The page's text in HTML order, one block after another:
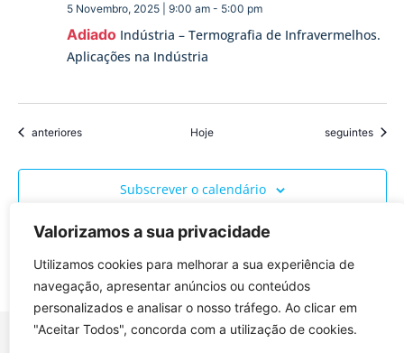
Valorizamos a sua privacidade
Utilizamos cookies para melhorar a sua experiência de
navegação, apresentar anúncios ou conteúdos
personalizados e analisar o nosso tráfego. Ao clicar em
"Aceitar Todos", concorda com a utilização de cookies.
Adiado Indústria – Termografia de Infravermelhos.
Aplicações na Indústria
5 Novembro, 2025 | 9:00 am- 5:00 pm
Eventos
anteriores Hoje Eventos
seguintes
Subscrever o calendário